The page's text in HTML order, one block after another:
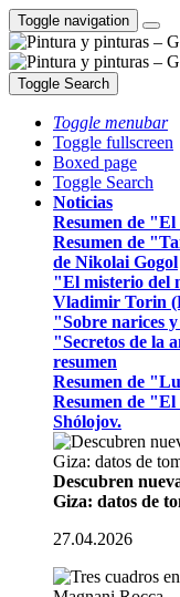
Toggle navigation
Toggle Search
Toggle menubar
Toggle fullscreen
Boxed page
Toggle Search
Noticias
Resumen de
Resumen de
de Nikolai Gogol
"El misterio del
Vladimir Torin
"Sobre narices
"Secretos de la
resumen
Resumen de
Resumen de
Shólojov.
Descubren
Giza: datos de
27.04.2026